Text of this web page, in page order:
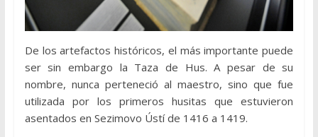
De los artefactos históricos, el más importante puede
ser sin embargo la Taza de Hus. A pesar de su
nombre, nunca perteneció al maestro, sino que fue
utilizada por los primeros husitas que estuvieron
asentados en Sezimovo Ústí de 1416 a 1419.